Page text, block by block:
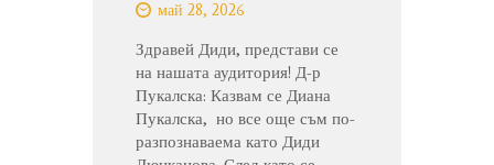
май 28, 2026
Здравей Диди, представи се
на нашата аудитория! Д-р
Пукалска: Казвам се Диана
Пукалска, но все още съм по-
разпознаваема като Диди